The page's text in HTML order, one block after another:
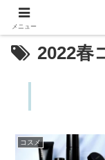
2022春
コスメ
メニュー